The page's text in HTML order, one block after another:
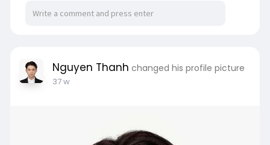
Nguyen Thanh changed his profile picture
37 w